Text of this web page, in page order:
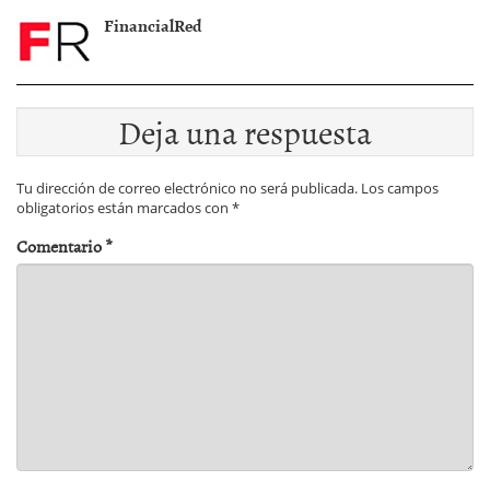
FinancialRed
Deja una respuesta
Tu dirección de correo electrónico no será publicada. Los campos
obligatorios están marcados con *
Comentario*